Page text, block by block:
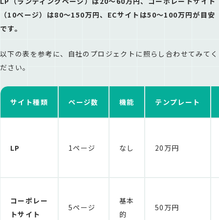
（10ページ）は80〜150万円、ECサイトは50〜100万円が目安
です。
以下の表を参考に、自社のプロジェクトに照らし合わせてみてく
ださい。
サイト種類 ページ数 機能 テンプレート
LP 1ページ なし 20万円
コーポレー
トサイト
5ページ
基本
的
50万円